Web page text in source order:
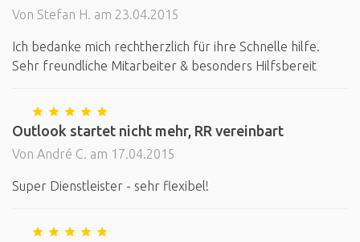
Von Stefan H. am 23.04.2015
Ich bedanke mich rechtherzlich für ihre Schnelle hilfe.
Sehr freundliche Mitarbeiter & besonders Hilfsbereit
Outlook startet nicht mehr, RR vereinbart
Von André C. am 17.04.2015
Super Dienstleister - sehr flexibel!